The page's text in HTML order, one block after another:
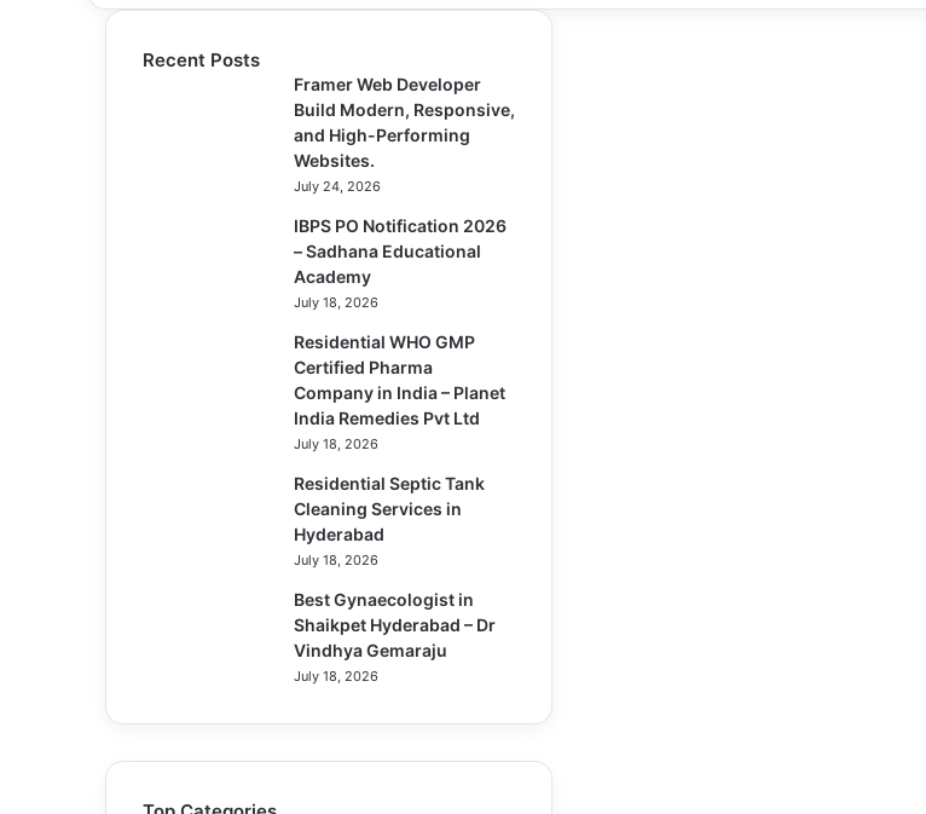
Recent Posts
Framer Web Developer
Build Modern, Responsive,
and High-Performing
Websites.
July 24, 2026
IBPS PO Notification 2026
– Sadhana Educational
Academy
July 18, 2026
Residential WHO GMP
Certified Pharma
Company in India – Planet
India Remedies Pvt Ltd
July 18, 2026
Residential Septic Tank
Cleaning Services in
Hyderabad
July 18, 2026
Best Gynaecologist in
Shaikpet Hyderabad – Dr
Vindhya Gemaraju
July 18, 2026